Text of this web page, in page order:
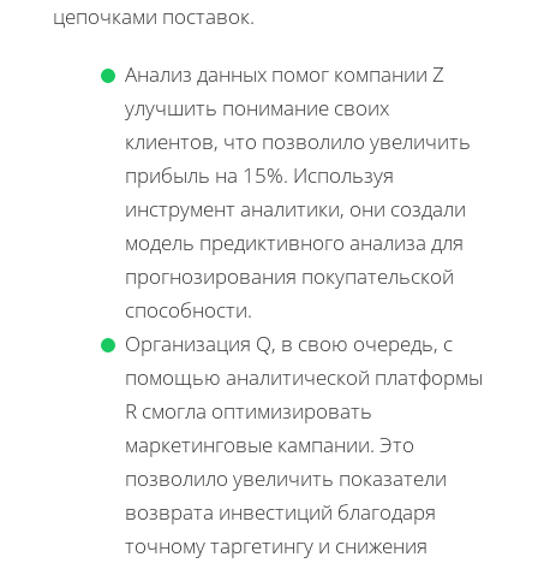
цепочками поставок.
Анализ данных помог компании Z
улучшить понимание своих
клиентов, что позволило увеличить
прибыль на 15%. Используя
инструмент аналитики, они создали
модель предиктивного анализа для
прогнозирования покупательской
способности.
Организация Q, в свою очередь, с
помощью аналитической платформы
R смогла оптимизировать
маркетинговые кампании. Это
позволило увеличить показатели
возврата инвестиций благодаря
точному таргетингу и снижения